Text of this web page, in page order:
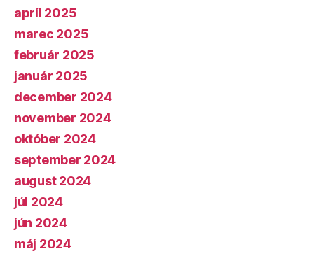
apríl 2025
marec 2025
február 2025
január 2025
december 2024
november 2024
október 2024
september 2024
august 2024
júl 2024
jún 2024
máj 2024